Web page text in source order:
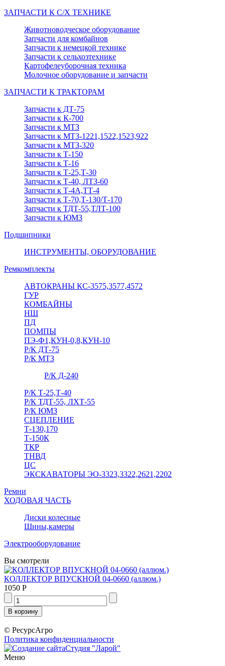
ЗАПЧАСТИ К С/Х ТЕХНИКЕ
Животноводческое оборудование
Запчасти для комбайнов
Запчасти к немецкой технике
Запчасти к сельхозтехнике
Картофелеуборочная техника
Молочное оборудование и запчасти
ЗАПЧАСТИ К ТРАКТОРАМ
Запчасти к ДТ-75
Запчасти к К-700
Запчасти к МТЗ
Запчасти к МТЗ-1221,1522,1523,922
Запчасти к МТЗ-320
Запчасти к Т-150
Запчасти к Т-16
Запчасти к Т-25,Т-30
Запчасти к Т-40, ЛТЗ-60
Запчасти к Т-4А,ТТ-4
Запчасти к Т-70,Т-130/Т-170
Запчасти к ТДТ-55,ТЛТ-100
Запчасти к ЮМЗ
Подшипники
ИНСТРУМЕНТЫ, ОБОРУДОВАНИЕ
Ремкомплекты
АВТОКРАНЫ КС-3575,3577,4572
ГУР
КОМБАЙНЫ
НШ
ПД
ПОМПЫ
ПЭ-Ф1,КУН-0,8,КУН-10
Р/К ДТ-75
Р/К МТЗ
Р/К Д-240
Р/К Т-25,Т-40
Р/К ТДТ-55, ЛХТ-55
Р/К ЮМЗ
СЦЕПЛЕНИЕ
Т-130,170
Т-150К
ТКР
ТНВД
ЦС
ЭКСКАВАТОРЫ ЭО-3323,3322,2621,2202
Ремни
ХОДОВАЯ ЧАСТЬ
Диски колесные
Шины,камеры
Электрооборудование
Вы смотрели
КОЛЛЕКТОР ВПУСКНОЙ 04-0660 (аллюм.)
1050 Р
© РесурсАгро
Политика конфиденциальности
Студия "Ларой"
Меню